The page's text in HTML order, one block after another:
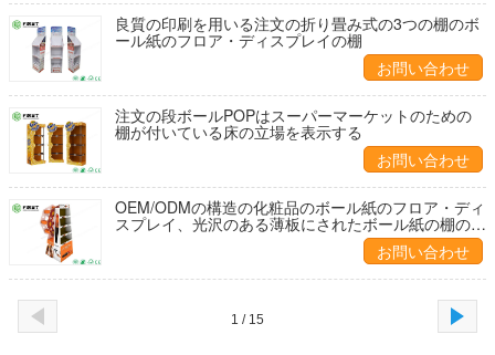
良質の印刷を用いる注文の折り畳み式の3つの棚のボ
ール紙のフロア・ディスプレイの棚
お問い合わせ
注文の段ボールPOPはスーパーマーケットのための
棚が付いている床の立場を表示する
お問い合わせ
OEM/ODMの構造の化粧品のボール紙のフロア・ディ
スプレイ、光沢のある薄板にされたボール紙の棚の表
お問い合わせ
1 / 15